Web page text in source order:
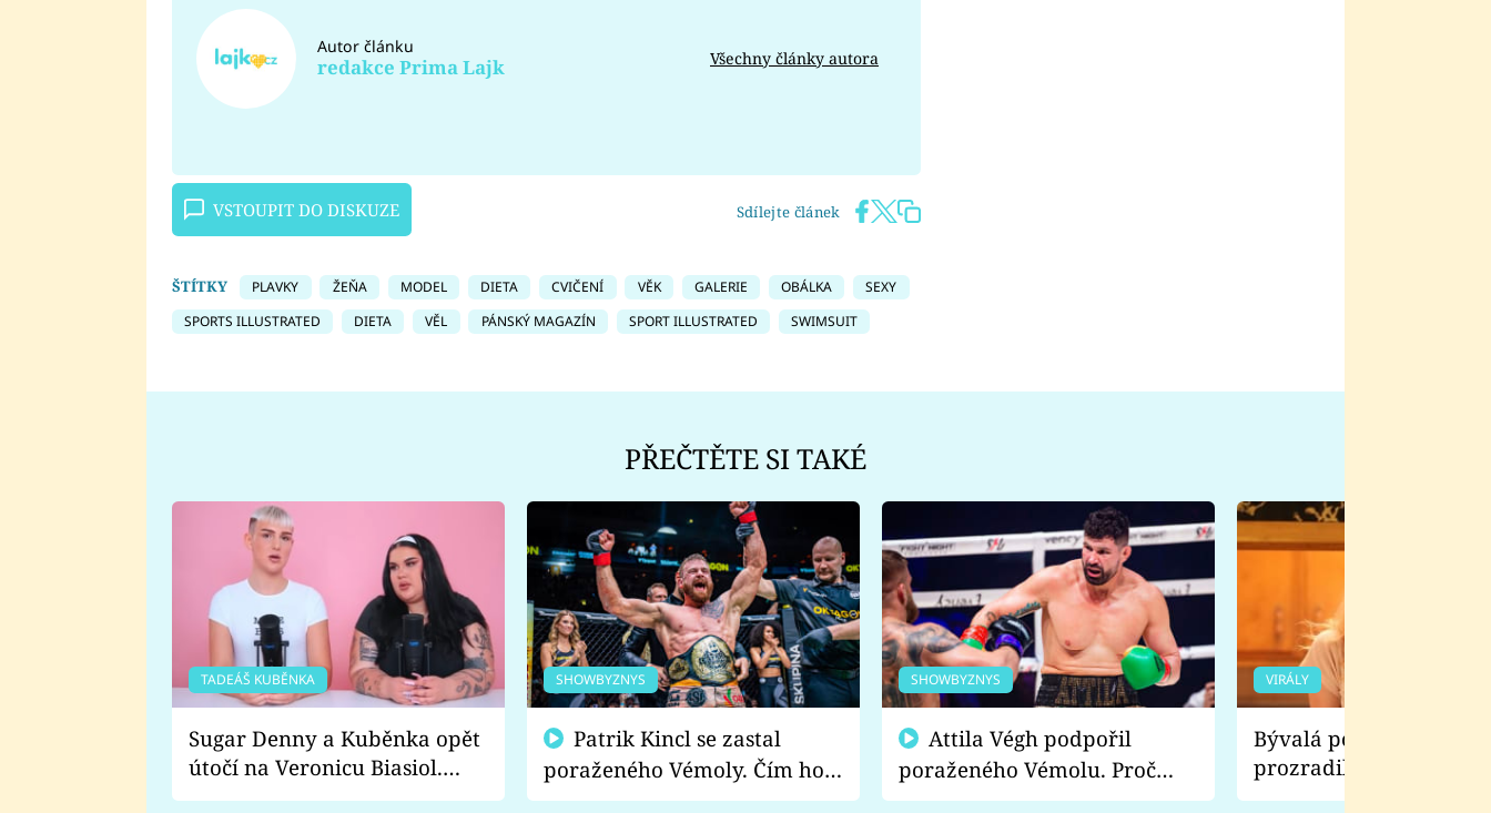
Autor článku
redakce Prima Lajk Všechny články autora
VSTOUPIT DO DISKUZE Sdílejte článek
ŠTÍTKY PLAVKY ŽEŇA MODEL DIETA CVIČENÍ VĚK GALERIE OBÁLKA
SEXY
SPORTS ILLUSTRATED
DIETA VĚL PÁNSKÝ MAGAZÍN SPORT ILLUSTRATED SWIMSUIT
PŘEČTĚTE SI TAKÉ
TADEÁŠ KUBĚNKA
Sugar Denny a Kuběnka opět
útočí na Veronicu Biasiol.
Proč je podle nich falešná a
SHOWBYZNYS
poraženého Vémoly. Čím ho
fanoušci naštvali?
SHOWBYZNYS
poraženého Vémolu. Proč
chce raději zápasit s ním než
VIRÁLY
Bývalá pornoherečka
prozradila, co ji
natáčení Euforie.